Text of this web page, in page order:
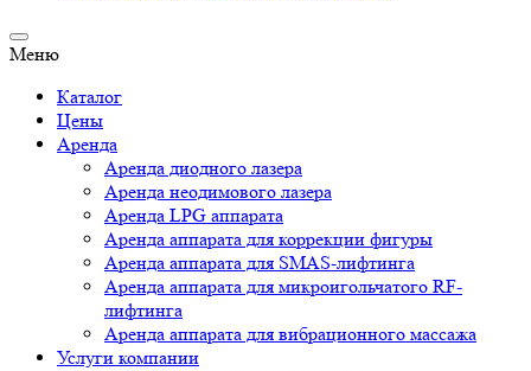
Меню
Каталог
Цены
Аренда
Аренда диодного лазера
Аренда неодимового лазера
Аренда LPG аппарата
Аренда аппарата для коррекции фигуры
Аренда аппарата для SMAS-лифтинга
Аренда аппарата для микроигольчатого RF-
лифтинга
Аренда аппарата для вибрационного массажа
Услуги компании